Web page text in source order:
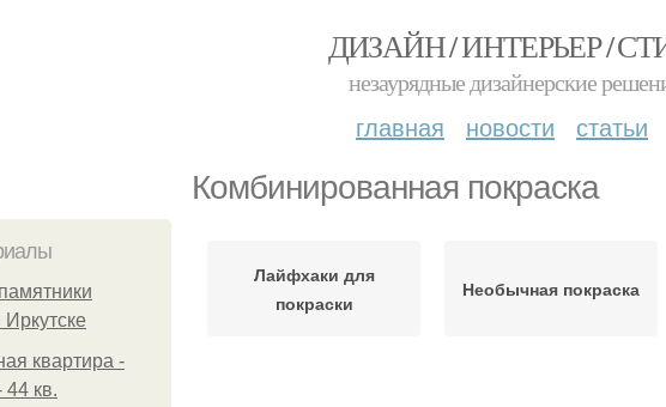
ДИЗАЙН / ИНТЕРЬЕР /
незаурядные дизайнерские
главная новости статьи
Комбинированная покраска
Иркутске
квартира -
кв.
Лайфхаки для
покраски
Необычная покраска